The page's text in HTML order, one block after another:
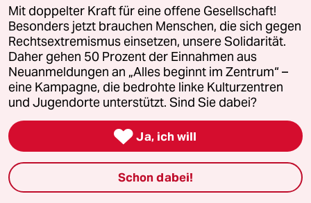
30.01.2012,00:34 Uhr
Da haben sich die Damen und Herren von der
Stiftung aber wirklich einen Bäre aufbinden
lassen. NLP-coaching ist wahrscheinlich die
sinnloseste Verschwendung von
Stiftungsgeldern, die sie sich da ausdenken
konnte. Schließlich ist das ganze NLP-Konzept
pseudowissenschaftlicher Schwachsinn ohne
Daten- und zum großen Teil auf
Theoriegrundlage.
Als nächstes versuchen sie noch die
Angehörigen zu hypnotisieren oder zu
verhexen.
Mit doppelter Kraft für eine offene Gesellschaft!
Besonders jetzt brauchen Menschen, die sich gegen
Rechtsextremismus einsetzen, unsere Solidarität.
Daher gehen 50 Prozent der Einnahmen aus
Neuanmeldungen an „Alles beginnt im Zentrum“ –
eine Kampagne, die bedrohte linke Kulturzentren
und Jugendorte unterstützt. Sind Sie dabei?
 Ja, ich will
Schon dabei!